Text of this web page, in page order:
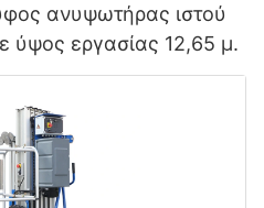
ανυψωτήρας ιστού
ύψος εργασίας 12,65 μ.